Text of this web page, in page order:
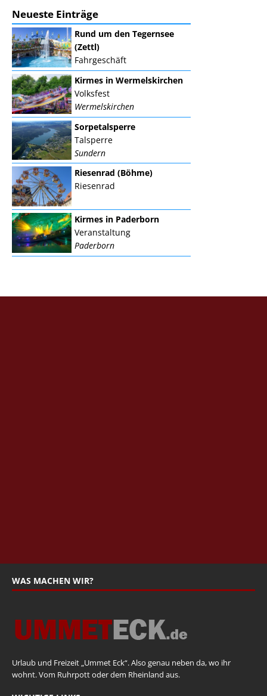
Neueste Einträge
Rund um den Tegernsee
(Zettl)
Fahrgeschäft
Kirmes in Wermelskirchen
Volksfest
Wermelskirchen
Sorpetalsperre
Talsperre
Sundern
Riesenrad (Böhme)
Riesenrad
Kirmes in Paderborn
Veranstaltung
Paderborn
WAS MACHEN WIR?
Urlaub und Freizeit „Ummet Eck“. Also genau neben da, wo ihr
wohnt. Vom Ruhrpott oder dem Rheinland aus.